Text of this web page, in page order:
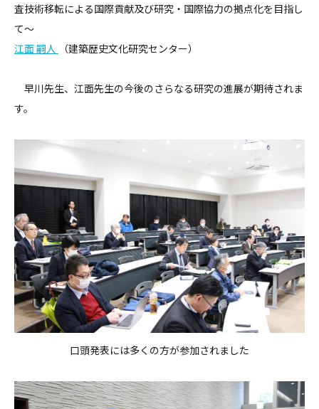
査技術移転による国際貢献及び研究・国際協力の拠点化を目指し
て～
江面 嗣人
（建築歴史文化研究センター）
早川先生、江面先生の今後のさらなる研究の進展が期待されま
す。
口頭発表には多くの方が参加されました